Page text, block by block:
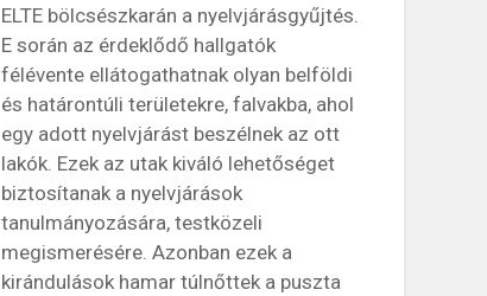
ELTE bölcsészkarán a nyelvjárásgyűjtés.
E során az érdeklődő hallgatók
félévente ellátogathatnak olyan belföldi
és határontúli területekre, falvakba, ahol
egy adott nyelvjárást beszélnek az ott
lakók. Ezek az utak kiváló lehetőséget
biztosítanak a nyelvjárások
tanulmányozására, testközeli
megismerésére. Azonban ezek a
kirándulások hamar túlnőttek a puszta